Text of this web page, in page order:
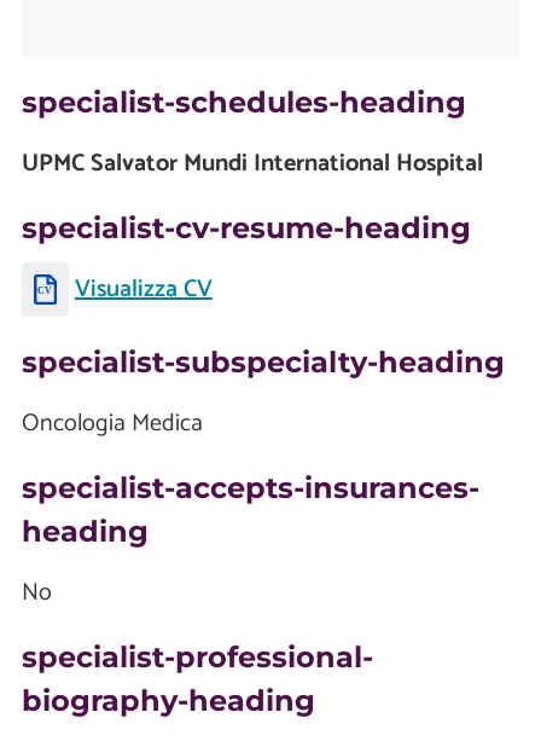
specialist-schedules-heading
UPMC Salvator Mundi International Hospital
specialist-cv-resume-heading
Visualizza CV
specialist-subspecialty-heading
Oncologia Medica
specialist-accepts-insurances-
heading
No
specialist-professional-
biography-heading